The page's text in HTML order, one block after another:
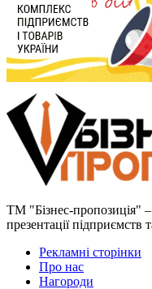
ТМ "Бізнес-пропозиція"
презентації підприємств
Рекламні сторінки
Про нас
Нагороди